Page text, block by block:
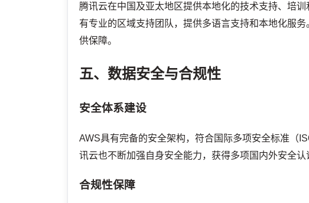
腾讯云在中国及亚太地区提供本地化的技术支持、培
有专业的区域支持团队，提供多语言支持和本地化服
供保障。
五、数据安全与合规性
安全体系建设
AWS具有完备的安全架构，符合国际多项安全标准（
讯云也不断加强自身安全能力，获得多项国内外安全
合规性保障